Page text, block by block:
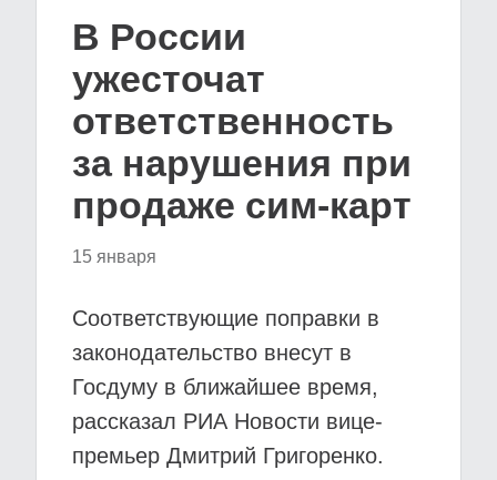
В России
ужесточат
ответственность
за нарушения при
продаже сим-карт
15 января
Соответствующие поправки в
законодательство внесут в
Госдуму в ближайшее время,
рассказал РИА Новости вице-
премьер Дмитрий Григоренко.